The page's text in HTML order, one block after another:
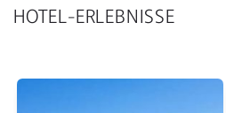
HOTEL-ERLEBNISSE